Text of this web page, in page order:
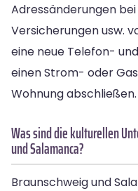
Adressänderungen
Versicherungen usw.
eine neue Telefon-
einen Strom- oder
Wohnung abschließen.
Was sind die kulturellen
und Salamanca?
Braunschweig und